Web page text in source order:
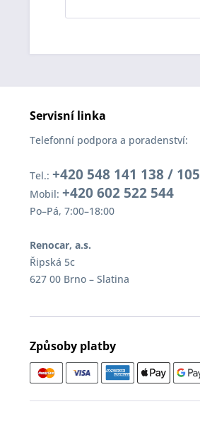
Servisní linka
Telefonní podpora a poradenství:
Tel.: +420 548 141 138 / 105
Mobil: +420 602 522 544
Po–Pá, 7:00–18:00
Renocar, a.s.
Řipská 5c
627 00 Brno – Slatina
Způsoby platby